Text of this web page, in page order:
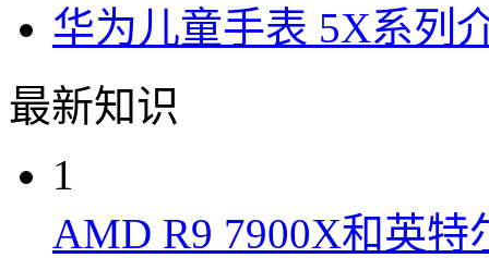
华为儿童手表 5X系列
最新知识
1
AMD R9 7900X和英特